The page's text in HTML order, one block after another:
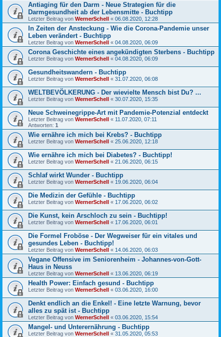
Antiaging für den Darm - Neue Strategien für die
Darmgesundheit ab der Lebensmitte - Buchtipp
Letzter Beitrag von WernerSchell « 06.08.2020, 12:28
In Zeiten der Ansteckung - Wie die Corona-Pandemie unser
Leben verändert - Buchtipp
Letzter Beitrag von WernerSchell « 04.08.2020, 06:09
Corona Geschichte eines angekündigten Sterbens - Buchtipp
Letzter Beitrag von WernerSchell « 04.08.2020, 06:09
Gesundheitswandern - Buchtipp
Letzter Beitrag von WernerSchell « 31.07.2020, 06:08
WELTBEVÖLKERUNG - Der wievielte Mensch bist Du? ...
Letzter Beitrag von WernerSchell « 30.07.2020, 15:35
Neue Schweinegrippe-Art mit Pandemie-Potenzial entdeckt
Letzter Beitrag von WernerSchell « 11.07.2020, 07:11
Antworten: 1
Wie ernähre ich mich bei Krebs? - Buchtipp
Letzter Beitrag von WernerSchell « 25.06.2020, 12:18
Wie ernähre ich mich bei Diabetes? - Buchtipp!
Letzter Beitrag von WernerSchell « 21.06.2020, 06:15
Schlaf wirkt Wunder - Buchtipp
Letzter Beitrag von WernerSchell « 19.06.2020, 06:04
Die Medizin der Gefühle - Buchtipp
Letzter Beitrag von WernerSchell « 17.06.2020, 06:02
Die Kunst, kein Arschloch zu sein - Buchtipp!
Letzter Beitrag von WernerSchell « 17.06.2020, 06:01
Die Formel Froböse - Der Wegweiser für ein vitales und
gesundes Leben - Buchtipp!
Letzter Beitrag von WernerSchell « 14.06.2020, 06:03
Vegane Offensive im Seniorenheim - Johannes-von-Gott-
Haus in Neuss
Letzter Beitrag von WernerSchell « 13.06.2020, 06:19
Health Power: Einfach gesund - Buchtipp
Letzter Beitrag von WernerSchell « 03.06.2020, 16:00
Denkt endlich an die Enkel! - Eine letzte Warnung, bevor
alles zu spät ist - Buchtipp
Letzter Beitrag von WernerSchell « 03.06.2020, 15:54
Mangel- und Unterernährung - Buchtipp
Letzter Beitrag von WernerSchell « 31.05.2020, 05:53